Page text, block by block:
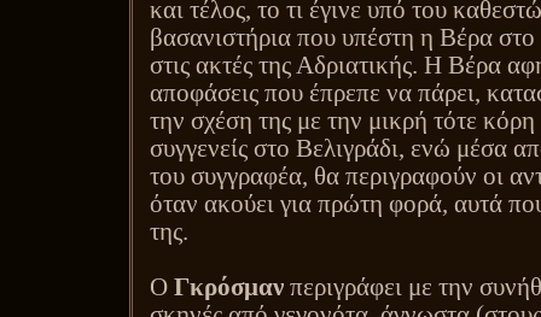
και τέλος, το τι έγινε υπό του
βασανιστήρια που υπέστη η Βέρα
στις ακτές της Αδριατικής. Η Βέρα
αποφάσεις που έπρεπε να πάρει,
την σχέση της με την μικρή τότε
συγγενείς στο Βελιγράδι, ενώ μέσα
του συγγραφέα, θα περιγραφούν οι
όταν ακούει για πρώτη φορά, αυτά
της.
Ο Γκρόσμαν περιγράφει με την